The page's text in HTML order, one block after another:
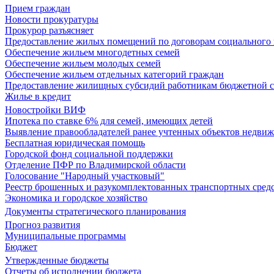
Прием граждан
Новости прокуратуры
Прокурор разъясняет
Предоставление жилых помещений по договорам социального
Обеспечение жильем многодетных семей
Обеспечение жильем молодых семей
Обеспечение жильем отдельных категорий граждан
Предоставление жилищных субсидий работникам бюджетной
Жилье в кредит
Новостройки ВИФ
Ипотека по ставке 6% для семей, имеющих детей
Выявление правообладателей ранее учтенных объектов
Бесплатная юридическая помощь
Городской фонд социальной поддержки
Отделение ПФР по Владимирской области
Голосование "Народный участковый"
Реестр брошенных и разукомплектованных транспортных
Экономика и городское хозяйство
Документы стратегического планирования
Прогноз развития
Муниципальные программы
Бюджет
Утвержденные бюджеты
Отчеты об исполнении бюджета